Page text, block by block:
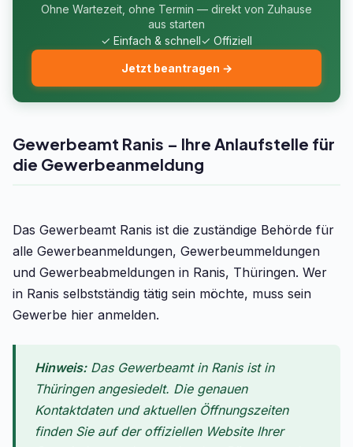
Ohne Wartezeit, ohne Termin — direkt von Zuhause
aus starten
✓ Einfach & schnell✓ Offiziell
Jetzt beantragen →
Gewerbeamt Ranis – Ihre Anlaufstelle für
die Gewerbeanmeldung
Das Gewerbeamt Ranis ist die zuständige Behörde für
alle Gewerbeanmeldungen, Gewerbeummeldungen
und Gewerbeabmeldungen in Ranis, Thüringen. Wer
in Ranis selbstständig tätig sein möchte, muss sein
Gewerbe hier anmelden.
Hinweis:Das Gewerbeamt in Ranis ist in
Thüringen angesiedelt. Die genauen
Kontaktdaten und aktuellen Öffnungszeiten
finden Sie auf der offiziellen Website Ihrer